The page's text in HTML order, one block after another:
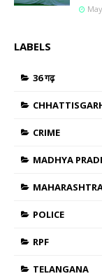
LABELS
36 गढ़
CRIME
MADHYA
POLICE
RPF
TELANGANA